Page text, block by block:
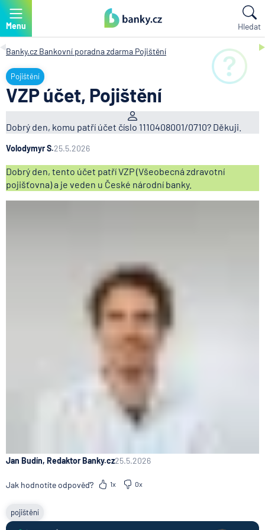
Menu Hledat
Banky.cz Bankovní poradna zdarma Pojištění
Pojištění
VZP účet, Pojištění
Dobrý den, komu patří účet číslo 1110408001/0710? Děkuji.
Volodymyr S.25.5.2026
Dobrý den, tento účet patří VZP (Všeobecná zdravotní
pojišťovna) a je veden u České národní banky.
Jan Budín, Redaktor Banky.cz25.5.2026
Jak hodnotíte odpověď? 1x 0x
pojištění